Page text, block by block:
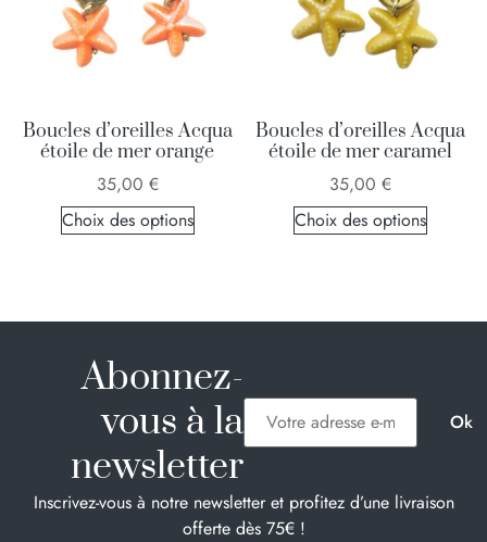
Boucles d’oreilles Acqua
étoile de mer orange
35,00 €
Choix des options
Boucles d’oreilles Acqua
étoile de mer caramel
35,00 €
Choix des options
Abonnez-
vous à la
newsletter
Inscrivez-vous à notre newsletter et profitez d’une livraison
offerte dès 75€ !